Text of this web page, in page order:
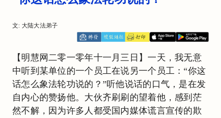
文: 大陆大法弟子
【明慧网二零一零年十一月三日】一天，我无意
中听到某单位的一个员工在说另一个员工：“你这
话怎么象法轮功说的？”听他说话的口气，是在发
自内心的赞扬他。大伙齐刷刷的望着他，感到茫
然不解，因为许多人都受国内媒体谎言宣传的欺